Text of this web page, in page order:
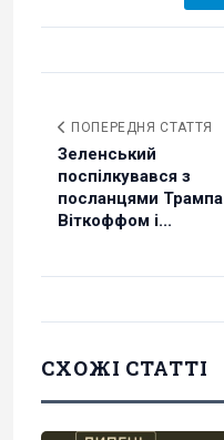
ПОПЕРЕДНЯ СТАТТЯ
Зеленський
поспілкувався з
посланцями Трампа
Віткоффом і...
СХОЖІ СТАТТІ